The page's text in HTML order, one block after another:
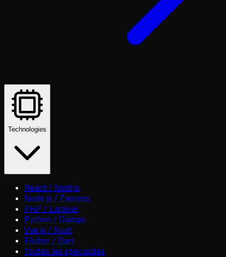
Technologies
React / Next.js
Node.js / Express
PHP / Laravel
Python / Django
Vue.js / Nuxt
Flutter / Dart
Toutes les spécialités